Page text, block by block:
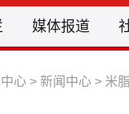
媒体报道
心 > 新闻中心 > 米